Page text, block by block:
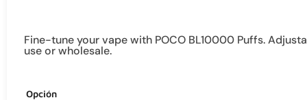
Fine-tune your vape with POCO BL10000 Puffs.
use or wholesale.
Opción